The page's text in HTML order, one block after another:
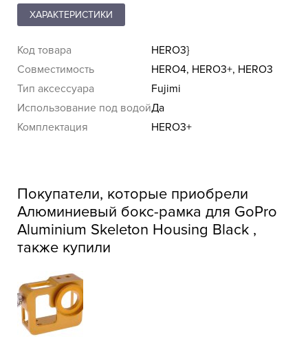
ХАРАКТЕРИСТИКИ
Код товара
HERO3}
Совместимость
HERO4, HERO3+, HERO3
Тип аксессуара
Fujimi
Использование под водойДа
Комплектация
HERO3+
Покупатели, которые приобрели
Алюминиевый бокс-рамка для GoPro
Aluminium Skeleton Housing Black ,
также купили